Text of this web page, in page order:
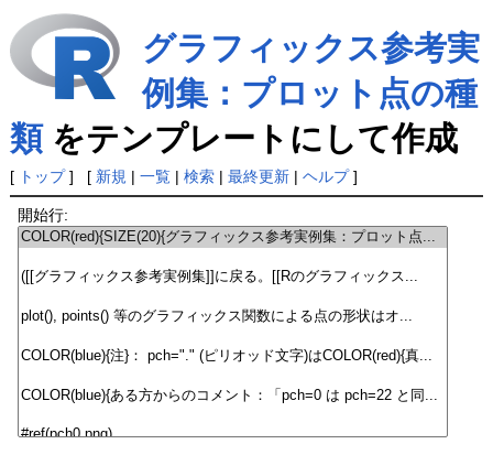
グラフィックス参考実
例集：プロット点の種
類をテンプレートにして作成
[ トップ] [ 新規 | 一覧| 検索| 最終更新| ヘルプ]
開始行: